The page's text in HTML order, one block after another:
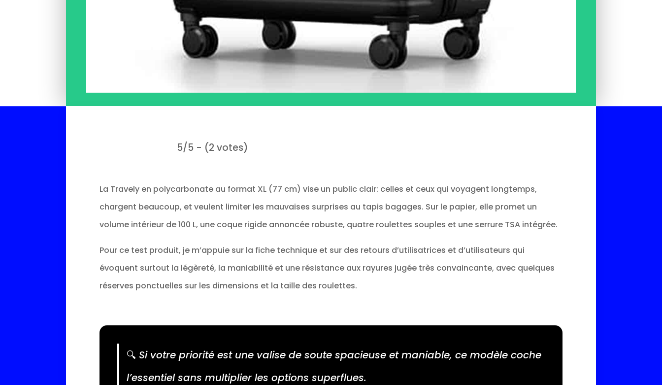
5/5 - (2 votes)
La Travely en polycarbonate au format XL (77 cm) vise un public clair: celles et ceux qui voyagent longtemps,
chargent beaucoup, et veulent limiter les mauvaises surprises au tapis bagages. Sur le papier, elle promet un
volume intérieur de 100 L, une coque rigide annoncée robuste, quatre roulettes souples et une serrure TSA intégrée.
Pour ce test produit, je m’appuie sur la fiche technique et sur des retours d’utilisatrices et d’utilisateurs qui
évoquent surtout la légèreté, la maniabilité et une résistance aux rayures jugée très convaincante, avec quelques
réserves ponctuelles sur les dimensions et la taille des roulettes.
🔍 Si votre priorité est une valise de soute spacieuse et maniable, ce modèle coche
l’essentiel sans multiplier les options superflues.